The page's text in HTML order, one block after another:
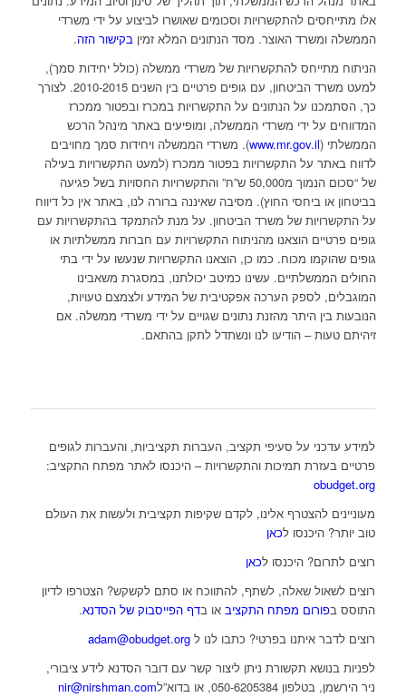
אלו מתייחסים להתקשרויות וסכומים שאושרו לביצוע על ידי משרדי
הממשלה ומשרד האוצר. מסד הנתונים המלא זמין בקישור הזה.
הניתוח מתייחס להתקשרויות של משרדי ממשלה (כולל יחידות סמך),
למעט משרד הביטחון, עם גופים פרטיים בין השנים 2010-2015. לצורך
כך, הסתמכנו על הנתונים על התקשרויות במכרז ובפטור ממכרז
המדווחים על ידי משרדי הממשלה, ומופיעים באתר מינהל הרכש
הממשלתי (www.mr.gov.il). משרדי הממשלה ויחידות סמך מחויבים
לדווח באתר על התקשרויות בפטור ממכרז (למעט התקשרויות בעילה
של “סכום הנמוך מ50,000 ש”ח” והתקשרויות החסויות בשל פגיעה
בביטחון או ביחסי החוץ). מסיבה שאיננה ברורה לנו, באתר אין כל דיווח
על התקשרויות של משרד הביטחון. על מנת להתמקד בהתקשרויות עם
גופים פרטיים הוצאנו מהניתוח התקשרויות עם חברות ממשלתיות או
גופים שהוקמו מכוח. כמו כן, הוצאנו התקשרויות שנעשו על ידי בתי
החולים הממשלתיים. עשינו כמיטב יכולתנו, במסגרת משאבינו
המוגבלים, לספק הערכה אפקטיבית של המידע ולצמצם טעויות,
הנובעות בין היתר מהזנת נתונים שגויים על ידי משרדי ממשלה. אם
זיהיתם טעות – הודיעו לנו ונשתדל לתקן בהתאם.
למידע עדכני על סעיפי תקציב, העברות תקציביות, והעברות לגופים
פרטיים בעזרת תמיכות והתקשרויות – היכנסו לאתר מפתח התקציב:
obudget.org
מעוניינים להצטרף אלינו, לקדם שקיפות תקציבית ולעשות את העולם
טוב יותר? היכנסו לכאן
רוצים לתרום? היכנסו לכאן
רוצים לשאול שאלה, לשתף, להתווכח או סתם לקשקש? הצטרפו לדיון
התוסס בפורום מפתח התקציבאו בדף הפייסבוק של הסדנא.
רוצים לדבר איתנו בפרטי? כתבו לנו ל adam@obudget.org
לפניות בנושא תקשורת ניתן ליצור קשר עם דובר הסדנא לידע ציבורי,
ניר הירשמן, בטלפון 050-6205384, או בדוא”ל
nir@nirshman.com